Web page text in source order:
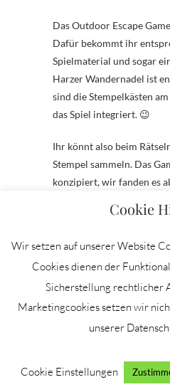
Das Outdoor Escape
Dafür bekommt ihr
Spielmaterial und sogar
Harzer Wandernadel ist
sind die Stempelkästen
das Spiel integriert. 😉
Ihr könnt also beim
Stempel sammeln. Das
konzipiert, wir fanden es
empfehle ich euch ruhig
8. Der
Blankenburg
gibt es auch einen
Cookie
Wir setzen auf unserer Website
Cookies dienen der
Sicherstellung rechtlicher
Marketingcookies setzen wir
unserer
Cookie Einstellungen